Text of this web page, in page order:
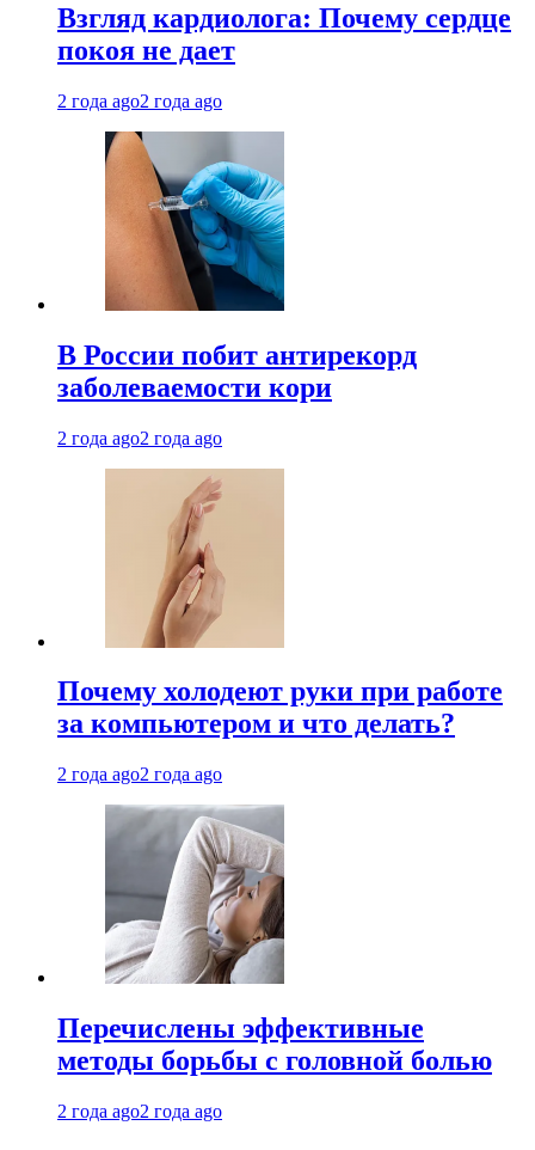
Взгляд кардиолога: Почему сердце
покоя не дает
2 года ago2 года ago
В России побит антирекорд
заболеваемости кори
2 года ago2 года ago
Почему холодеют руки при работе
за компьютером и что делать?
2 года ago2 года ago
Перечислены эффективные
методы борьбы с головной болью
2 года ago2 года ago